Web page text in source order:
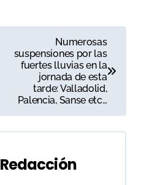
Numerosas
suspensiones por las
fuertes lluvias en la
jornada de esta
tarde: Valladolid,
Palencia, Sanse etc…
Redacción